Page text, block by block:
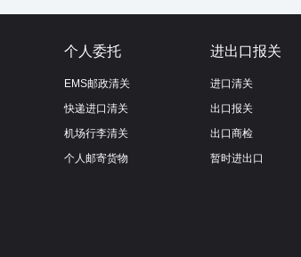
个人委托
EMS邮政清关
快递进口清关
机场行李清关
个人邮寄货物
进出口报关
进口清关
出口报关
出口商检
暂时进出口